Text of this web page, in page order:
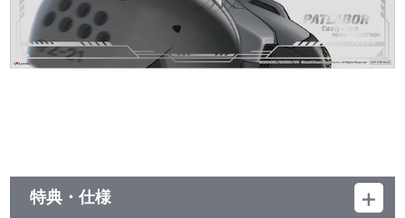
特典・仕様